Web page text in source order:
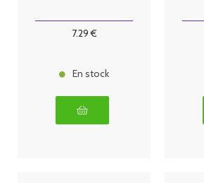
7.29€
En stock